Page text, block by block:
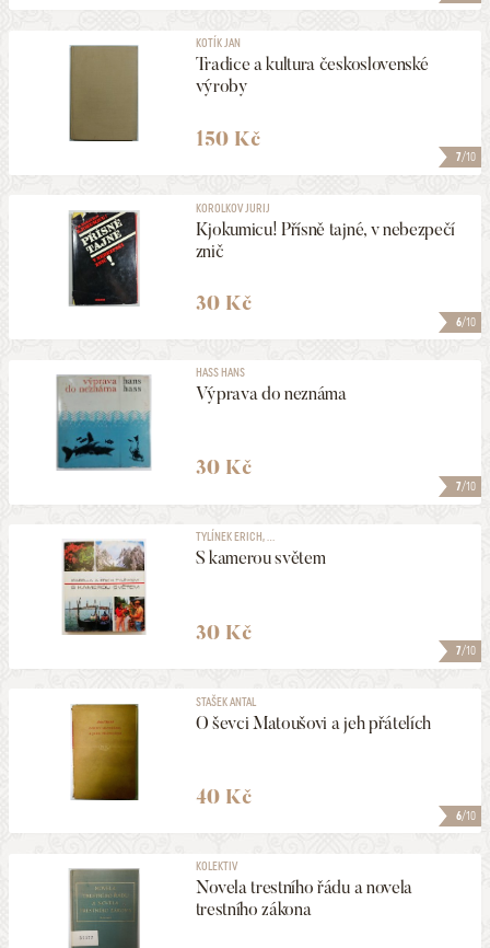
7/10
KOTÍK JAN
Tradice a kultura československé
výroby
150 Kč
6/10
KOROLKOV JURIJ
Kjokumicu! Přísně tajné, v nebezpečí
znič
30 Kč
7/10
HASS HANS
Výprava do neznáma
30 Kč
7/10
TYLÍNEK ERICH, ...
S kamerou světem
30 Kč
6/10
STAŠEK ANTAL
O ševci Matoušovi a jeh přátelích
40 Kč
KOLEKTIV
Novela trestního řádu a novela
trestního zákona